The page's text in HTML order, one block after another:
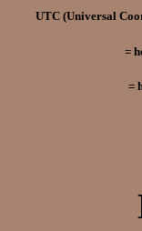
UTC (Universal
=
=